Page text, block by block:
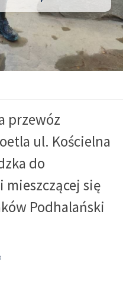
przewóz
ul. Kościelna
do
się
Podhalański